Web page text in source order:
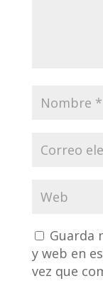
Guarda
y web en
vez que